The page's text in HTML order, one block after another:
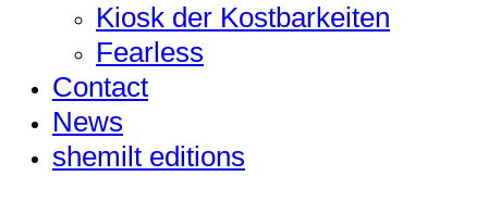
Kiosk der Kostbarkeiten
Fearless
Contact
News
shemilt editions